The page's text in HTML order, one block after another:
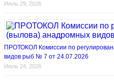
Июль 29, 2026
ПРОТОКОЛ Комиссии по
видов рыб № 7 от 24.07.2026
Июль 24, 2026